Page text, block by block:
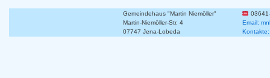
Gemeindehaus "Martin Niemöller"
Martin-Niemöller-Str. 4
Email:
07747 Jena-Lobeda